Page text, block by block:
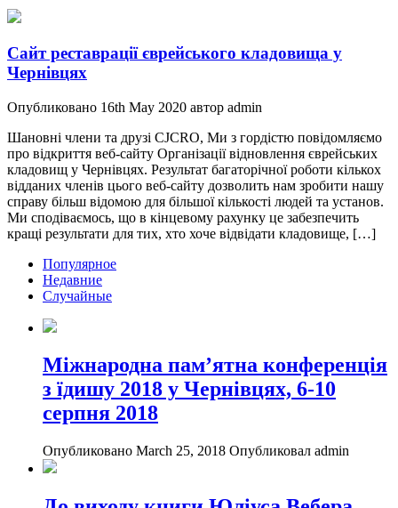
Сайт реставрації єврейського кладовища у
Чернівцях
Опубликовано 16th May 2020 автор admin
Шановні члени та друзі CJCRO, Ми з гордістю повідомляємо
про відкриття веб-сайту Організації відновлення єврейських
кладовищ у Чернівцях. Результат багаторічної роботи кількох
відданих членів цього веб-сайту дозволить нам зробити нашу
справу більш відомою для більшої кількості людей та установ.
Ми сподіваємось, що в кінцевому рахунку це забезпечить
кращі результати для тих, хто хоче відвідати кладовище, […]
Популярное
Недавние
Случайные
Міжнародна пам’ятна конференція
з їдишу 2018 у Чернівцях, 6-10
серпня 2018
Опубликовано March 25, 2018 Опубликовал admin